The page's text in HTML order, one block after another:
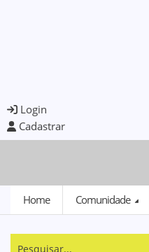
Login
Cadastrar
Home Comunidade